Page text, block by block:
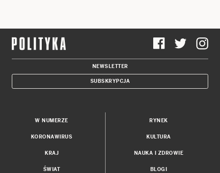
NEWSLETTER
SUBSKRYPCJA
W NUMERZE
KORONAWIRUS
KRAJ
ŚWIAT
RYNEK
KULTURA
NAUKA I ZDROWIE
BLOGI